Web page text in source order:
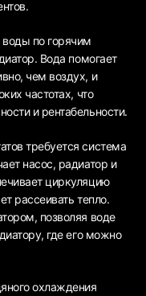
по горячим
Вода помогает
чем воздух, и
частотах, что
и рентабельности.
требуется система
насос, радиатор и
циркуляцию
рассеивать тепло.
позволяя воде
где его можно
охлаждения